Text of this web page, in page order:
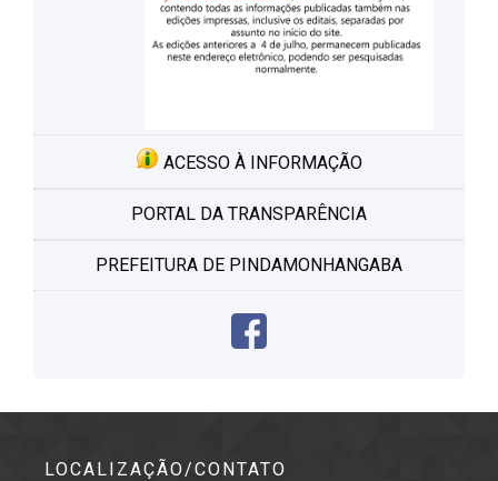
ACESSO À INFORMAÇÃO
PORTAL DA TRANSPARÊNCIA
PREFEITURA DE PINDAMONHANGABA
LOCALIZAÇÃO/CONTATO